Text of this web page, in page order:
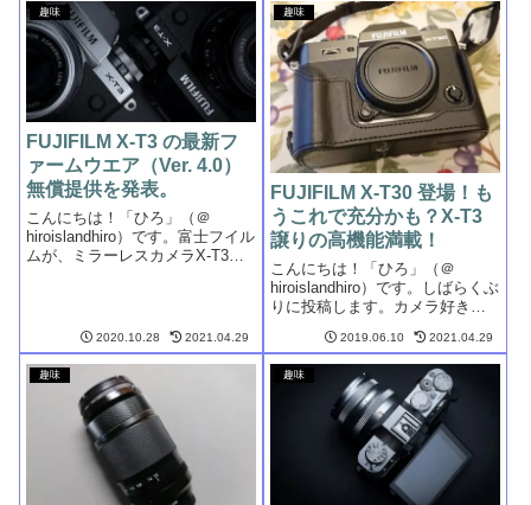
趣味
FUJIFILM X-T3 の最新フ
ァームウエア（Ver. 4.0）
無償提供を発表。
こんにちは！「ひろ」（＠
hiroislandhiro）です。富士フイル
ムが、ミラーレスカメラX-T3の
日は、2020年10月28日の予定で
す。...
2020.10.28 2021.04.29
趣味
FUJIFILM X-T30 登場！も
うこれで充分かも？X-T3
譲りの高機能満載！
こんにちは！「ひろ」（＠
hiroislandhiro）です。しばらくぶ
りに投稿します。カメラ好きの
ラーレスに買い替えたと言う
と、「フルサイズに替えた
の？」と必ず尋ねられるくら
い、各メーカーからつぎつぎと
「フルサイ...
2019.06.10 2021.04.29
趣味 趣味